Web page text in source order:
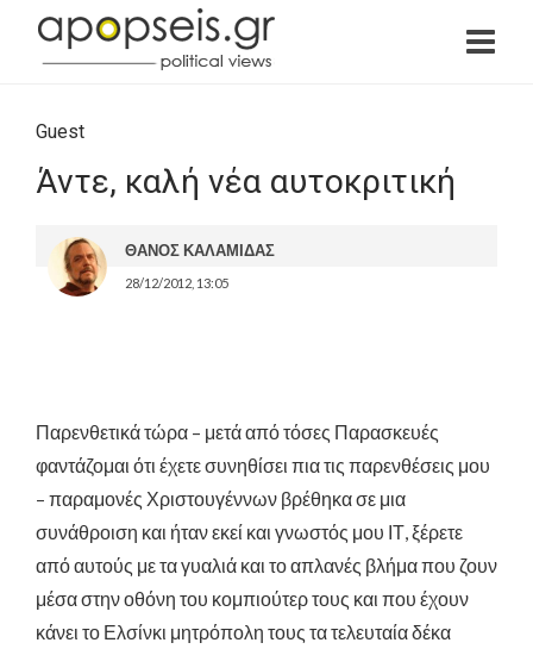
Guest
Άντε, καλή νέα αυτοκριτική
ΘΑΝΟΣ ΚΑΛΑΜΙΔΑΣ
28/12/2012, 13:05
Παρενθετικά τώρα – μετά από τόσες Παρασκευές
φαντάζομαι ότι έχετε συνηθίσει πια τις παρενθέσεις μου
– παραμονές Χριστουγέννων βρέθηκα σε μια
συνάθροιση και ήταν εκεί και γνωστός μου ΙΤ, ξέρετε
από αυτούς με τα γυαλιά και το απλανές βλήμα που ζουν
μέσα στην οθόνη του κομπιούτερ τους και που έχουν
κάνει το Ελσίνκι μητρόπολη τους τα τελευταία δέκα